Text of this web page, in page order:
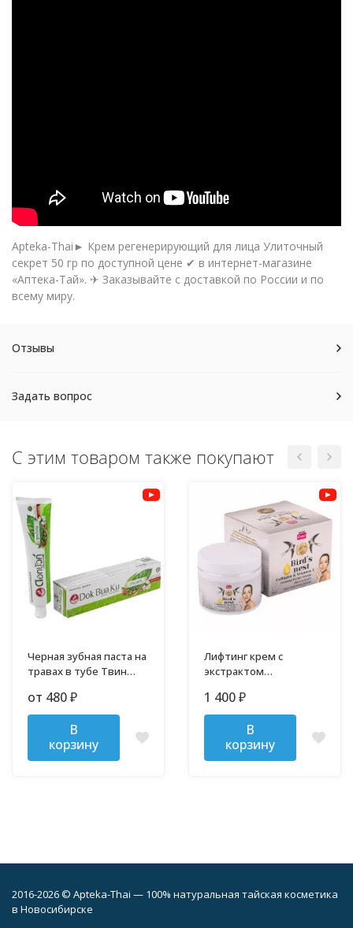
Apteka-Thai► Крем регенерирующий для лица Улиточный
секрет 50 гр по доступной цене ✔ в интернет-магазине
«Аптека-Тай». ✈ Заказывайте с доставкой по России и по
всему миру.
Отзывы
Задать вопрос
С этим товаром также покупают
Черная зубная паста на
травах в тубе Твин
от 480 ₽
В
корзину
Лифтинг крем с
экстрактом
мл
1 400 ₽
В
корзину
2016-2026 © Apteka-Thai — 100% натуральная тайская косметика
в Новосибирске